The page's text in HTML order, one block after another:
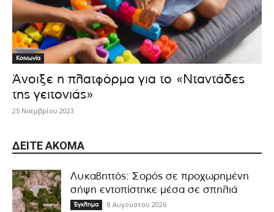
Κοινωνία
Άνοιξε η πλατφόρμα για το «Νταντάδες
της γειτονιάς»
25 Νοεμβρίου 2023
ΔΕΊΤΕ ΑΚΌΜΑ
Λυκαβηττός: Σορός σε προχωρημένη
σήψη εντοπίστηκε μέσα σε σπηλιά
Έγκλημα 8 Αυγούστου 2026